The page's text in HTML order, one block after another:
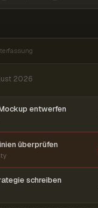
2026
entwerfen
überprüfen
schreiben